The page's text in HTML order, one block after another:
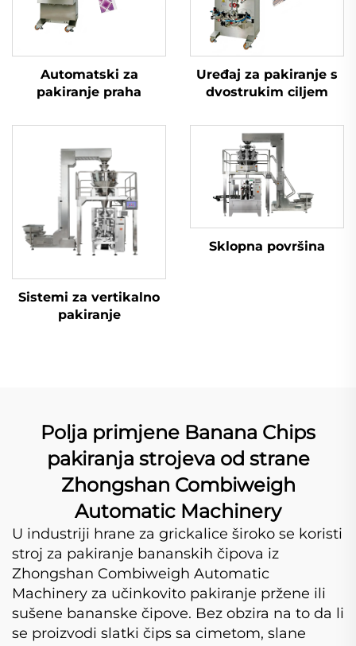
Automatski za
pakiranje praha
Uređaj za pakiranje s
dvostrukim ciljem
Sistemi za vertikalno
pakiranje
Sklopna površina
Polja primjene Banana Chips
pakiranja strojeva od strane
Zhongshan Combiweigh
Automatic Machinery
U industriji hrane za grickalice široko se koristi
stroj za pakiranje bananskih čipova iz
Zhongshan Combiweigh Automatic
Machinery za učinkovito pakiranje pržene ili
sušene bananske čipove. Bez obzira na to da li
se proizvodi slatki čips sa cimetom, slane